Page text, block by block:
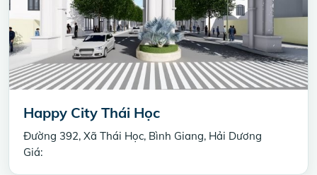
Happy City Thái Học
Đường 392, Xã Thái Học, Bình Giang, Hải Dương
Giá: